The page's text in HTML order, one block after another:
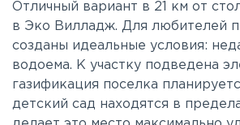
Отличный вариант в 21 км от
в Эко Вилладж. Для любителей
созданы идеальные условия:
водоема. К участку подведена
газификация поселка
детский сад находятся в